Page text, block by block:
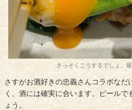
さっそくこうするでしょ。最
さすがお酒好きの忠義さんコラボな
く、酒には確実に合います。ビールで
ょう。